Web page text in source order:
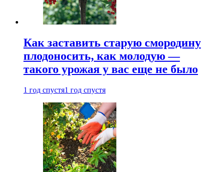
Как заставить старую смородину
плодоносить, как молодую —
такого урожая у вас еще не было
1 год спустя1 год спустя